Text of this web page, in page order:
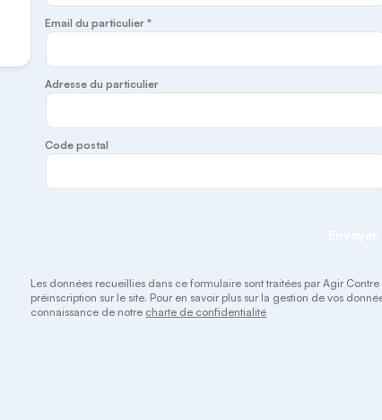
Email du particulier *
Adresse du particulier
Code postal
Les données recueillies dans ce formulaire sont traitées par Agir
préinscription sur le site. Pour en savoir plus sur la gestion de vos
connaissance de notre charte de confidentialité